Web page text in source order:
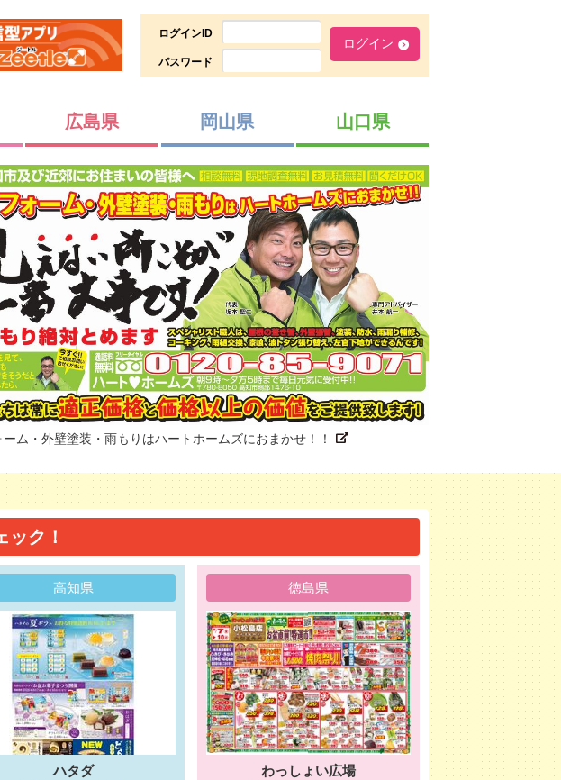
ログインID
パスワード
広島県 岡山県 山口県
ーム・外壁塗装・雨もりはハートホームズにおまかせ！！
ック！
高知県
ハタダ
徳島県
わっしょい広場